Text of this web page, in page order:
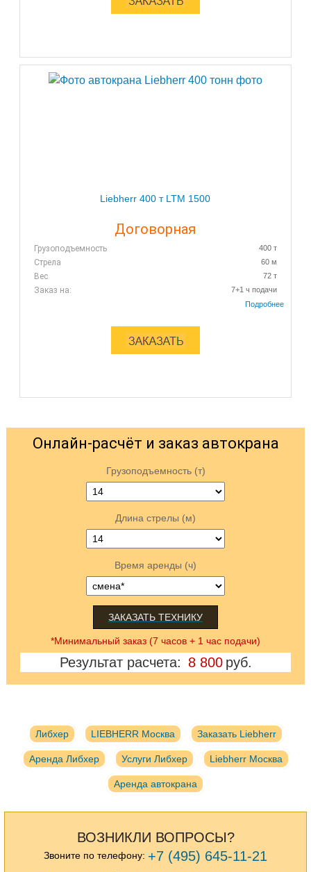
Liebherr 400 т LTM 1500
Договорная
Грузоподъемность 400 т
Стрела 60 м
Вес 72 т
Заказ на: 7+1 ч подачи
Онлайн-расчёт и заказ автокрана
Грузоподъемность (т)
Длина стрелы (м)
Время аренды (ч)
ЗАКАЗАТЬ ТЕХНИКУ
*Минимальный заказ (7 часов + 1 час подачи)
Результат расчета: 8 800 руб.
Либхер LIEBHERR Москва Заказать Liebherr
Аренда Либхер Услуги Либхер Liebherr Москва
Аренда автокрана
ВОЗНИКЛИ ВОПРОСЫ?
Звоните по телефону: +7 (495) 645-11-21